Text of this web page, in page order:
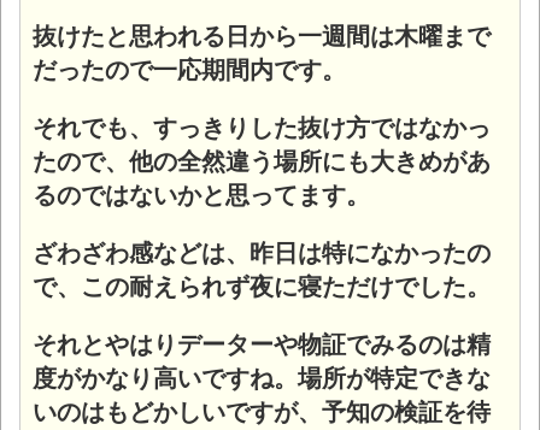
抜けたと思われる日から一週間は木曜まで
だったので一応期間内です。
それでも、すっきりした抜け方ではなかっ
たので、他の全然違う場所にも大きめがあ
るのではないかと思ってます。
ざわざわ感などは、昨日は特になかったの
で、この耐えられず夜に寝ただけでした。
それとやはりデーターや物証でみるのは精
度がかなり高いですね。場所が特定できな
いのはもどかしいですが、予知の検証を待